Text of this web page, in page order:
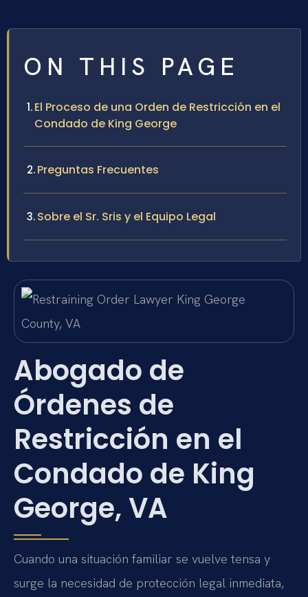
ON THIS PAGE
El Proceso de una Orden de Restricción en el
Condado de King George
Preguntas Frecuentes
Sobre el Sr. Sris y el Equipo Legal
Abogado de
Órdenes de
Restricción en el
Condado de King
George, VA
Cuando una situación familiar se vuelve tensa y
surge la necesidad de protección legal inmediata,